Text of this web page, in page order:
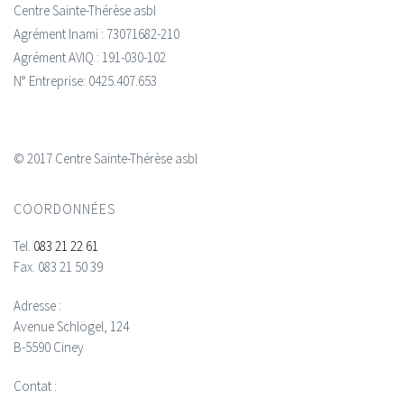
Centre Sainte-Thérèse asbl
Agrément Inami : 73071682-210
Agrément AVIQ : 191-030-102
N° Entreprise: 0425.407.653
© 2017 Centre Sainte-Thérèse asbl
COORDONNÉES
Tel. 083 21 22 61
Fax. 083 21 50 39
Adresse :
Avenue Schlögel, 124
B-5590 Ciney
Contat :